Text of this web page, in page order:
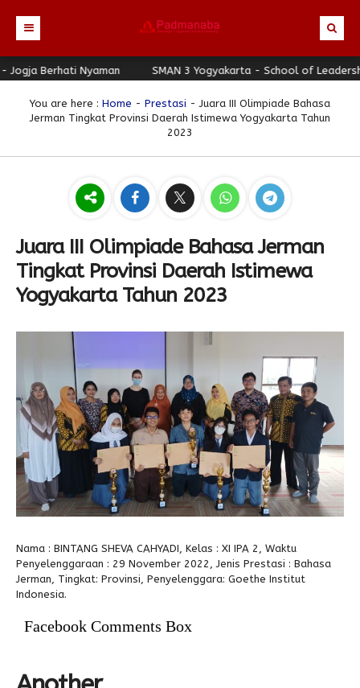
Beranda
Profil
Visi-Misi
Struktur Organisasi
Terbaru
Seragam
Kolom Siswa
Pengumuman
Direktori
Guru & Karyawan
Padmanaba Smart Service
Majalah Digital
Karya Siswa
Progresif #37
Padstory
Antologi Puisi 1
Antologi Puisi 2
Antologi Puisi 3
Antologi Puisi 4
Antologi Cerpen B.Inggris
Fasilitas
Kegiatan Kemitraan
Foto
Video
Download
Hubungi Kami
Bulletin
Padnews
Majalah Progresif
Link Referensi
Event Padmanaba
Penbes 2026
Alumni
Berhati Nyaman SMAN 3 Yogyakarta - School of Leadership -
You are here : Home - Prestasi - Juara III Olimpiade Bahasa
Jerman Tingkat Provinsi Daerah Istimewa Yogyakarta Tahun
2023
Juara III Olimpiade Bahasa Jerman
Tingkat Provinsi Daerah Istimewa
Yogyakarta Tahun 2023
Nama : BINTANG SHEVA CAHYADI, Kelas : XI IPA 2, Waktu
Penyelenggaraan : 29 November 2022, Jenis Prestasi : Bahasa
Jerman, Tingkat: Provinsi, Penyelenggara: Goethe Institut
Indonesia.
Facebook Comments Box